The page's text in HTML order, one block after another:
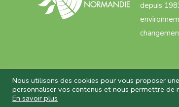
depuis
Biomasse Normandie ©
Nous utilisons des cookies pour vous proposer
personnaliser vos contenus et nous permettre de
En savoir plus